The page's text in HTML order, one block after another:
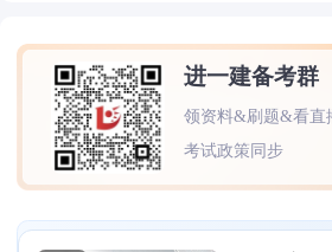
进一建备考群
领资料&刷题&看直
考试政策同步